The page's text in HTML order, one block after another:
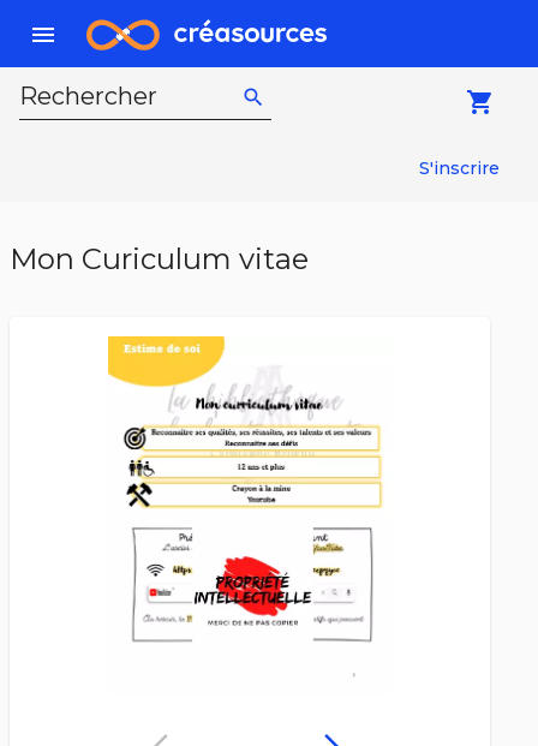
menu
Rechercher search local_grocery_store
S'inscrire
Mon Curiculum vitae